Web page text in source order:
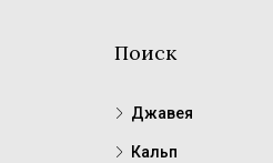
Поиск
Джавея
Кальп